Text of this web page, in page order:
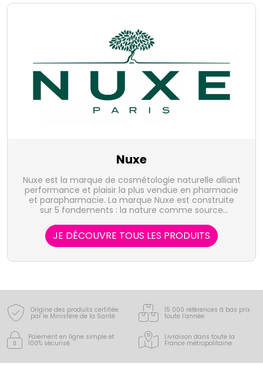
Nuxe
Nuxe est la marque de cosmétologie naturelle alliant
performance et plaisir la plus vendue en pharmacie
et parapharmacie. La marque Nuxe est construite
sur 5 fondements : la nature comme source
comme exigence, l'accessibilité comme
préoccupation et la sensorialité comme essence.
JE DÉCOUVRE TOUS LES PRODUITS
Origine des produits certifiée
par le Ministère de la Santé
15 000 références à bas prix
toute l’année
Paiement en ligne simple et
100% sécurisé
Livraison dans toute la
France métropolitaine